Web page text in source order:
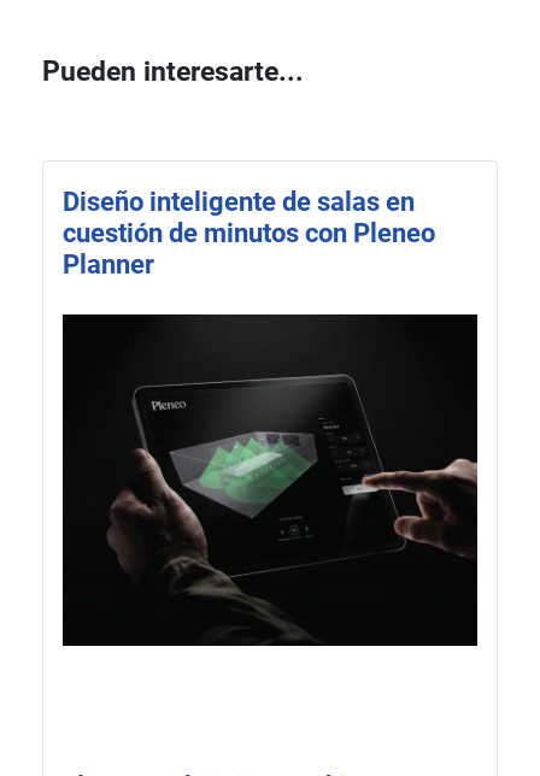
Pueden interesarte...
Diseño inteligente de salas en
cuestión de minutos con Pleneo
Planner